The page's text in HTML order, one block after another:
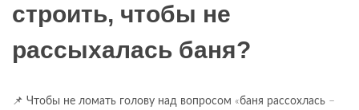
строить, чтобы не
рассыхалась баня?
📌 Чтобы не ломать голову над вопросом «баня рассохлась –